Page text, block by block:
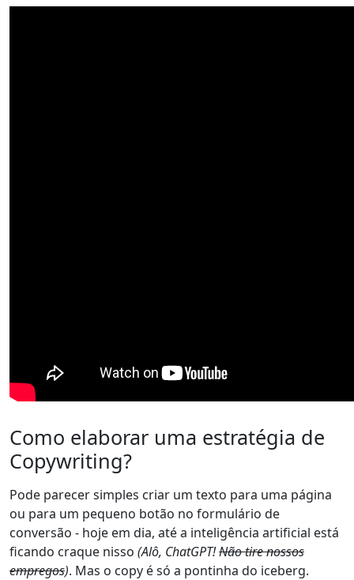
Como elaborar uma estratégia de
Copywriting?
Pode parecer simples criar um texto para uma página
ou para um pequeno botão no formulário de
conversão - hoje em dia, até a inteligência artificial está
ficando craque nisso (Alô, ChatGPT!Não tire nossos
empregos). Mas o copy é só a pontinha do iceberg.